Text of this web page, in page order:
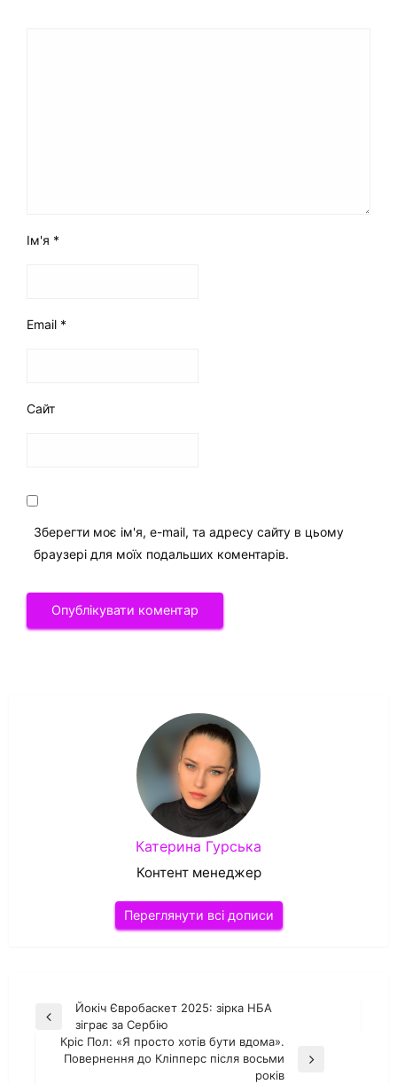
Ім'я *
Email *
Сайт
Зберегти моє ім'я, e-mail, та адресу сайту в цьому
браузері для моїх подальших коментарів.
Катерина Гурська
Контент менеджер
Переглянути всі дописи
Навігація
записів
Попередній
запис
Йокіч Євробаскет 2025: зірка НБА
зіграє за Сербію
Наступний
Кріс Пол: «Я просто хотів бути вдома».
Повернення до Кліпперс після восьми
років